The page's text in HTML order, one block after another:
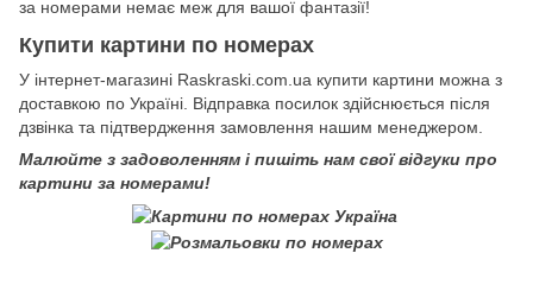
за номерами немає меж для вашої фантазії!
Купити картини по номерах
У інтернет-магазині Raskraski.com.ua купити картини можна з
доставкою по Україні. Відправка посилок здійснюється після
дзвінка та підтвердження замовлення нашим менеджером.
Малюйте з задоволенням і пишіть нам свої відгуки про
картини за номерами!